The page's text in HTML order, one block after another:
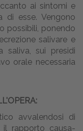
ai sintomi e
di esse. Vengono
possibili, ponendo
salivare e
saliva, sui presidi
orale necessaria
avvalendosi di
il rapporto causa-